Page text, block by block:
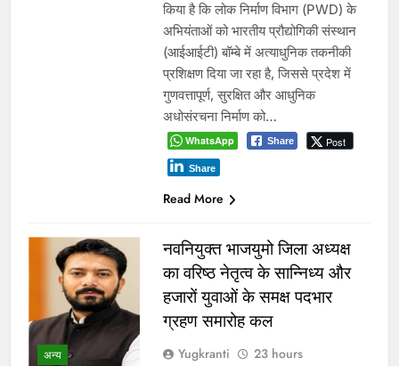
किया है कि लोक निर्माण विभाग (PWD) के
अभियंताओं को भारतीय प्रौद्योगिकी संस्थान
(आईआईटी) बॉम्बे में अत्याधुनिक तकनीकी
प्रशिक्षण दिया जा रहा है, जिससे प्रदेश में
गुणवत्तापूर्ण, सुरक्षित और आधुनिक
अधोसंरचना निर्माण को…
WhatsApp Share Post
Share
Read More
अन्य
नवनियुक्त भाजयुमो जिला अध्यक्ष
का वरिष्ठ नेतृत्व के सान्निध्य और
हजारों युवाओं के समक्ष पदभार
ग्रहण समारोह कल
Yugkranti
23 hours